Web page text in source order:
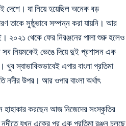
দেশে। যা নিয়ে হয়েছিল অনেক বড়
তাকে সুষ্ঠুভাবে সম্পন্ন করা যায়নি। আর
২০২১ থেকে ফের নিরঞ্জনের পালা শুরু হলেও
নিয়মকেই ভেঙে দিয়ে দুই প্রশাসন এক
খুব স্বাভাবিকভাবেই এপার বাংলা প্রতিমা
নদীর উপর। আর ওপারবাংলা অর্থাৎ
করছেন আজ নিজেদের সংস্কৃতির
নদীতে যখন একের পর এক প্রতিমা রঞ্জন চলছে